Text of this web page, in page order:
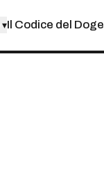
▾Il Codice del Doge